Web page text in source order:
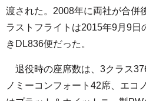
渡された。2008年に両社が合併
ラストフライトは2015年9月9日
きDL836便だった。
退役時の座席数は、3クラス
ノミーコンフォート42席、エコ